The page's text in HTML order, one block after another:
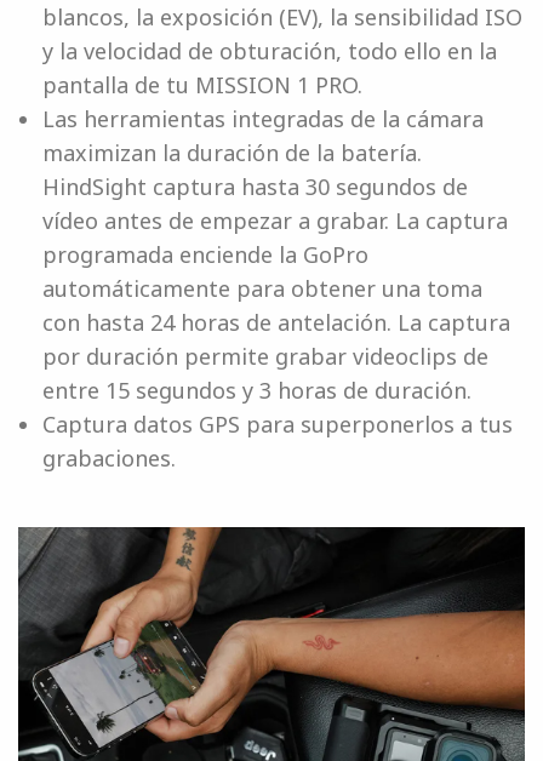
blancos, la exposición (EV), la sensibilidad ISO
y la velocidad de obturación, todo ello en la
pantalla de tu MISSION 1 PRO.
Las herramientas integradas de la cámara
maximizan la duración de la batería.
HindSight captura hasta 30 segundos de
vídeo antes de empezar a grabar. La captura
programada enciende la GoPro
automáticamente para obtener una toma
con hasta 24 horas de antelación. La captura
por duración permite grabar videoclips de
entre 15 segundos y 3 horas de duración.
Captura datos GPS para superponerlos a tus
grabaciones.